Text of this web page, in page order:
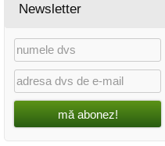
Newsletter
mă abonez!